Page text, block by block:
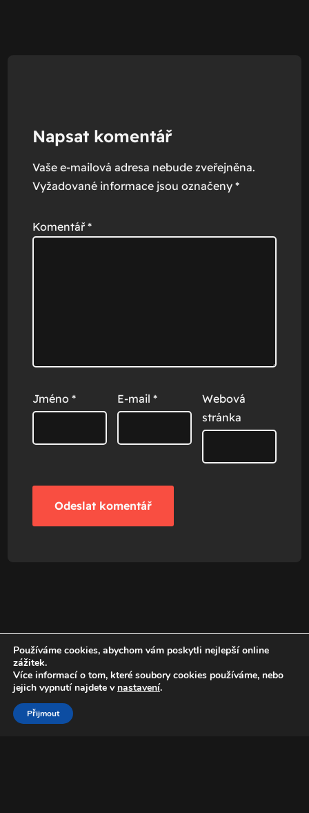
Napsat komentář
Vaše e-mailová adresa nebude zveřejněna.
Vyžadované informace jsou označeny *
Komentář *
Jméno * E-mail *
Webová
stránka
Používáme cookies, abychom vám poskytli nejlepší online
zážitek.
Více informací o tom, které soubory cookies používáme, nebo
jejich vypnutí najdete v nastavení.
Přijmout